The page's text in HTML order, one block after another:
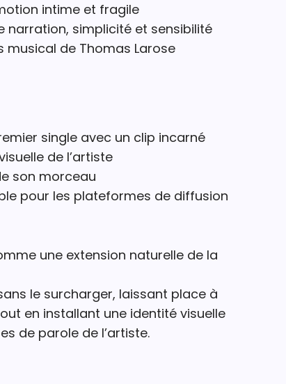
intime et fragile
narration, simplicité et sensibilité
musical de Thomas Larose
single avec un clip incarné
de l’artiste
son morceau
pour les plateformes de diffusion
une extension naturelle de la
le surcharger, laissant place à
en installant une identité visuelle
de parole de l’artiste.